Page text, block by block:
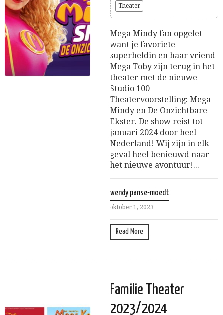
Theater
Mega Mindy fan opgelet
want je favoriete
superheldin en haar vriend
Mega Toby zijn terug in het
theater met de nieuwe
Studio 100
Theatervoorstelling: Mega
Mindy en De Onzichtbare
Ekster. De show reist tot
januari 2024 door heel
Nederland! Wij zijn in elk
geval heel benieuwd naar
het nieuwe avontuur!...
wendy panse-moedt
oktober 1, 2023
Read More
Familie Theater
2023/2024